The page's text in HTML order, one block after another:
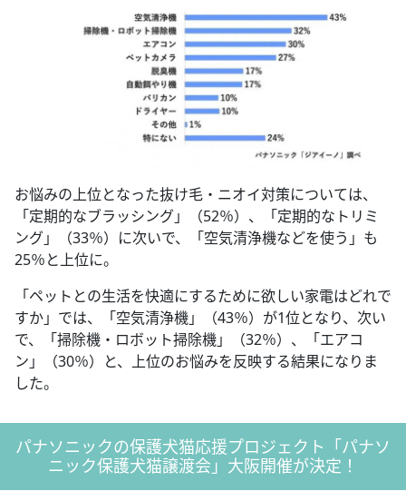
お悩みの上位となった抜け毛・ニオイ対策については、
「定期的なブラッシング」（52％）、「定期的なトリミ
ング」（33％）に次いで、「空気清浄機などを使う」も
25％と上位に。
「ペットとの生活を快適にするために欲しい家電はどれで
すか」では、「空気清浄機」（43％）が1位となり、次い
で、「掃除機・ロボット掃除機」（32％）、「エアコ
ン」（30％）と、上位のお悩みを反映する結果になりま
した。
パナソニックの保護犬猫応援プロジェクト「パナソ
ニック保護犬猫譲渡会」大阪開催が決定！